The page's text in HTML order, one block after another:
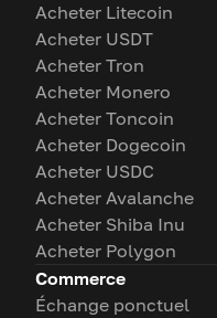
Acheter Litecoin
Acheter USDT
Acheter Tron
Acheter Monero
Acheter Toncoin
Acheter Dogecoin
Acheter USDC
Acheter Avalanche
Acheter Shiba Inu
Acheter Polygon
Commerce
Échange ponctuel